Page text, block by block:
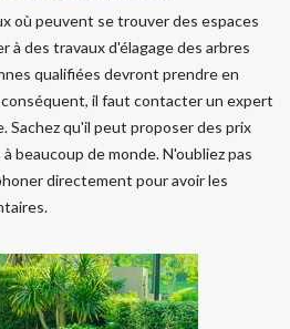
où peuvent se trouver des espaces
à des travaux d'élagage des arbres
qualifiées devront prendre en
il faut contacter un expert
Sachez qu'il peut proposer des prix
beaucoup de monde. N'oubliez pas
directement pour avoir les